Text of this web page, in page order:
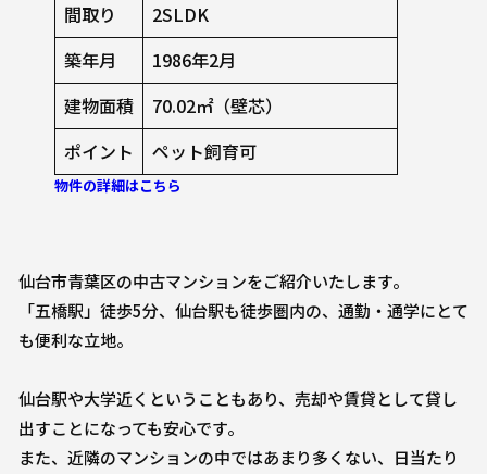
間取り
2SLDK
築年月
1986年2月
建物面積
70.02㎡（壁芯）
ポイント
ペット飼育可
物件の詳細はこちら
仙台市青葉区の中古マンションをご紹介いたします。
「五橋駅」徒歩5分、仙台駅も徒歩圏内の、通勤・通学にとて
も便利な立地。
仙台駅や大学近くということもあり、売却や賃貸として貸し
出すことになっても安心です。
また、近隣のマンションの中ではあまり多くない、日当たり